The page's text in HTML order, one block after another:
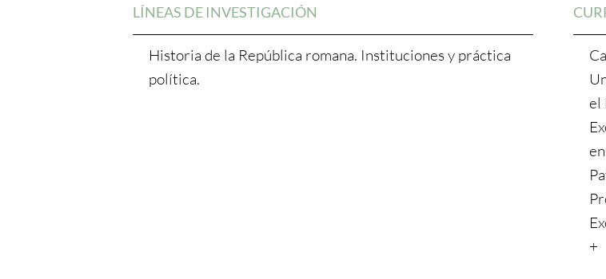
LÍNEAS DE INVESTIGACIÓN
Historia de la República romana. Instituciones y práctica
política.
el
+